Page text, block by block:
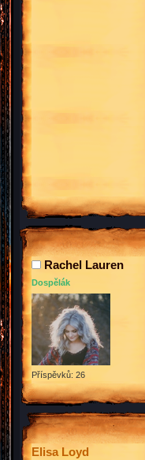
Rachel Lauren
Dospělák
Příspěvků: 26
Elisa Loyd